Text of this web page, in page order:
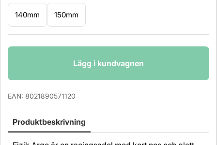
140mm 150mm
Lägg i kundvagnen
EAN: 8021890571120
Produktbeskrivning